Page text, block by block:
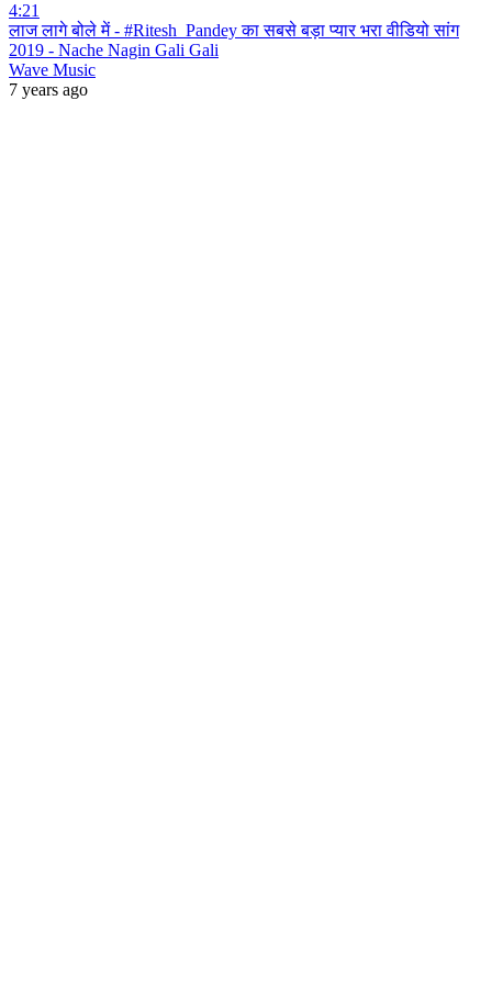
4:21
लाज लागे बोले में - #Ritesh_Pandey का सबसे बड़ा प्यार भरा वीडियो सांग
2019 - Nache Nagin Gali Gali
Wave Music
7 years ago